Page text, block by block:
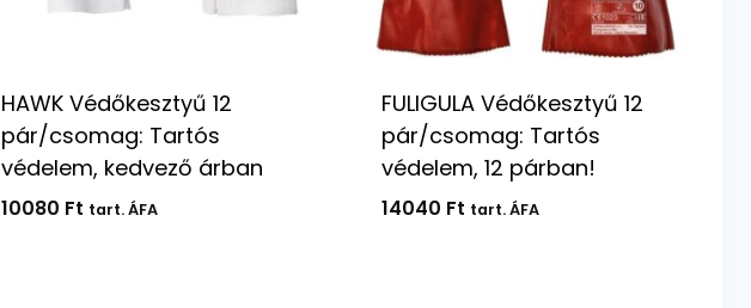
HAWK Védőkesztyű 12
pár/csomag: Tartós
védelem, kedvező árban
10080 Ft tart. ÁFA
FULIGULA Védőkesztyű 12
pár/csomag: Tartós
védelem, 12 párban!
14040 Ft tart. ÁFA